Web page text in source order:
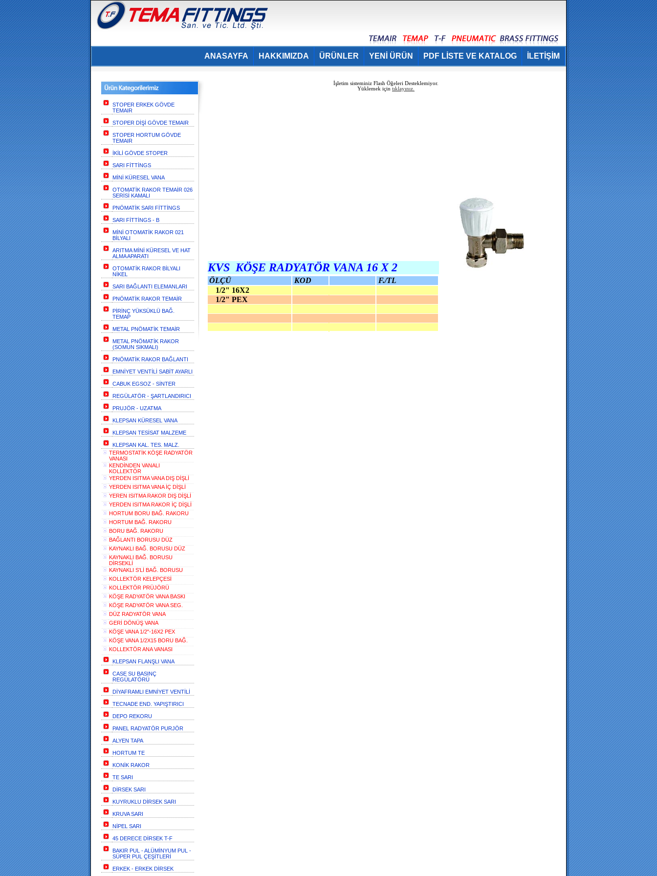
İLETİŞİM
PDF LİSTE VE KATALOG
YENİ ÜRÜN
ÜRÜNLER
HAKKIMIZDA
ANASAYFA
STOPER ERKEK GÖVDE
TEMAIR
STOPER DİŞİ GÖVDE TEMAIR
STOPER HORTUM GÖVDE
TEMAIR
İKİLİ GÖVDE STOPER
SARI FİTTİNGS
MİNİ KÜRESEL VANA
OTOMATİK RAKOR TEMAİR 026
SERİSİ KAMALI
PNÖMATİK SARI FİTTİNGS
SARI FİTTİNGS - B
MİNİ OTOMATİK RAKOR 021
BİLYALI
ARITMA MİNİ KÜRESEL VE HAT
ALMA APARATI
OTOMATİK RAKOR BİLYALI
NİKEL
SARI BAĞLANTI ELEMANLARI
PNÖMATİK RAKOR TEMAİR
PİRİNÇ YÜKSÜKLÜ BAĞ.
TEMAP
METAL PNÖMATİK TEMAİR
METAL PNÖMATİK RAKOR
(SOMUN SIKMALI)
PNÖMATİK RAKOR BAĞLANTI
EMNİYET VENTİLİ SABİT AYARLI
CABUK EGSOZ - SİNTER
REGÜLATÖR - ŞARTLANDIRICI
PRUJÖR - UZATMA
KLEPSAN KÜRESEL VANA
KLEPSAN TESİSAT MALZEME
KLEPSAN KAL. TES. MALZ.
TERMOSTATİK KÖŞE RADYATÖR
VANASI
KENDİNDEN VANALI
KOLLEKTÖR
YERDEN ISITMA VANA DIŞ DİŞLİ
YERDEN ISITMA VANA İÇ DİŞLİ
YEREN ISITMA RAKOR DIŞ DİŞLİ
YERDEN ISITMA RAKOR İÇ DİŞLİ
HORTUM BORU BAĞ. RAKORU
HORTUM BAĞ. RAKORU
BORU BAĞ. RAKORU
BAĞLANTI BORUSU DÜZ
KAYNAKLI BAĞ. BORUSU DÜZ
KAYNAKLI BAĞ. BORUSU
DİRSEKLİ
KAYNAKLI S'Lİ BAĞ. BORUSU
KOLLEKTÖR KELEPÇESİ
KOLLEKTÖR PRÜJÖRÜ
KÖŞE RADYATÖR VANA BASKI
KÖŞE RADYATÖR VANA SEG.
DÜZ RADYATÖR VANA
GERİ DÖNÜŞ VANA
KÖŞE VANA 1/2"-16X2 PEX
KÖŞE VANA 1/2X15 BORU BAĞ.
KOLLEKTÖR ANA VANASI
KLEPSAN FLANŞLI VANA
CASE SU BASINÇ
REGÜLATÖRÜ
DİYAFRAMLI EMNİYET VENTİLİ
TECNADE END. YAPIŞTIRICI
DEPO REKORU
PANEL RADYATÖR PURJÖR
ALYEN TAPA
HORTUM TE
KONİK RAKOR
TE SARI
DİRSEK SARI
KUYRUKLU DİRSEK SARI
KRUVA SARI
NİPEL SARI
45 DERECE DİRSEK T-F
BAKIR PUL - ALÜMİNYUM PUL -
SÜPER PUL ÇEŞİTLERİ
ERKEK - ERKEK DİRSEK
İşletim sisteminiz Flash Öğeleri Desteklemiyor.
Yüklemek için tıklayınız.
KVS KÖŞE RADYATÖR VANA 16 X 2
ÖLÇÜ KOD
F./TL
1/2" 16X2
1/2" PEX